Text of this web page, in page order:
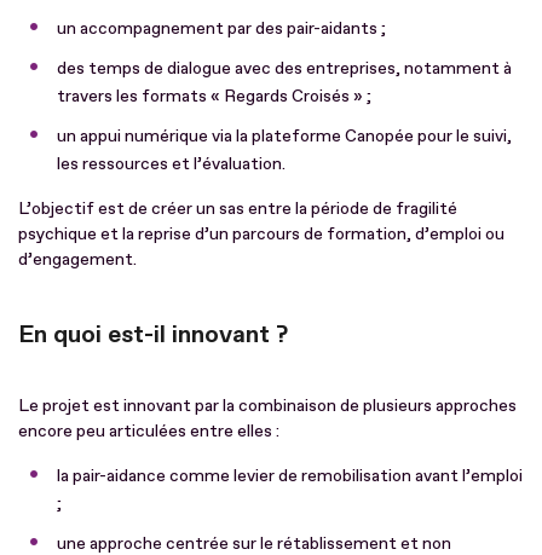
un accompagnement par des pair-aidants ;
des temps de dialogue avec des entreprises, notamment à
travers les formats « Regards Croisés » ;
un appui numérique via la plateforme Canopée pour le suivi,
les ressources et l’évaluation.
L’objectif est de créer un sas entre la période de fragilité
psychique et la reprise d’un parcours de formation, d’emploi ou
d’engagement.
En quoi est-il innovant ?
Le projet est innovant par la combinaison de plusieurs approches
encore peu articulées entre elles :
la pair-aidance comme levier de remobilisation avant l’emploi
;
une approche centrée sur le rétablissement et non